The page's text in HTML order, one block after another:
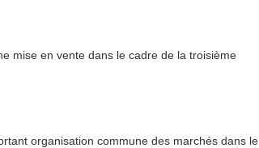
mise en vente dans le cadre de la troisième
organisation commune des marchés dans le